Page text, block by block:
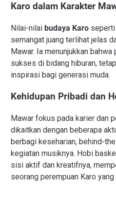
Karo dalam Karakter
Nilai-nilai budaya Karo seperti
semangat juang terlihat jelas
Mawar. Ia menunjukkan
sukses di bidang hiburan,
inspirasi bagi generasi muda.
Kehidupan Pribadi dan
Mawar fokus pada karier dan
dikaitkan dengan beberapa
berbagi keseharian, behind-
kegiatan musiknya. Hobi
sisi aktif dan kreatifnya,
seorang perempuan Karo